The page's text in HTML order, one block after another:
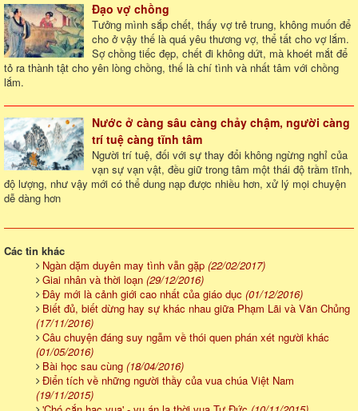
Đạo vợ chồng
Tưởng mình sắp chết, thấy vợ trẻ trung, không muốn để
cho ở vậy thế là quá yêu thương vợ, thể tất cho vợ lắm.
Sợ chồng tiếc đẹp, chết đi không dứt, mà khoét mắt để
tỏ ra thành tật cho yên lòng chồng, thế là chí tình và nhất tâm với chồng
lắm.
Nước ở càng sâu càng chảy chậm, người càng
trí tuệ càng tĩnh tâm
Người trí tuệ, đối với sự thay đổi không ngừng nghỉ của
vạn sự vạn vật, đều giữ trong tâm một thái độ trầm tĩnh,
độ lượng, như vậy mới có thể dung nạp được nhiều hơn, xử lý mọi chuyện
dễ dàng hơn
Các tin khác
Ngàn dặm duyên may tình vẫn gặp (22/02/2017)
Giai nhân và thời loạn (29/12/2016)
Đây mới là cảnh giới cao nhất của giáo dục (01/12/2016)
Biết đủ, biết dừng hay sự khác nhau giữa Phạm Lãi và Văn Chủng
(17/11/2016)
Câu chuyện đáng suy ngẫm về thói quen phán xét người khác
(01/05/2016)
Bài học sau cùng (18/04/2016)
Điển tích về những người thầy của vua chúa Việt Nam
(19/11/2015)